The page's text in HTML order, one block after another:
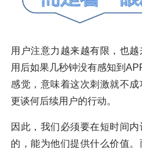
用户注意力越来越有限，也
用后如果几秒钟没有感知到
感觉，意味着这次刺激就不成
更谈何后续用户的行动。
因此，我们必须要在短时间
的，能为他们提供什么价值